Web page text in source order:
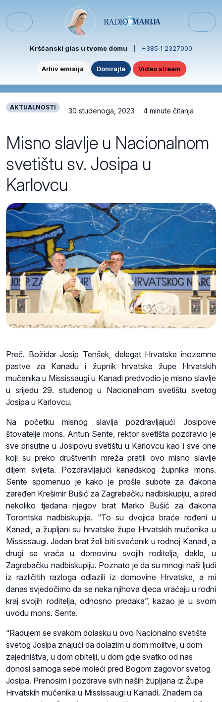
Menu
Kršćanski glas u tvome domu +385 1 2327000
Arhiv emisija Donirajte Video stream
AKTUALNOSTI 30 studenoga, 2023 4 minute čitanja
Misno slavlje u Nacionalnom
svetištu sv. Josipa u
Karlovcu
Preč. Božidar Josip Tenšek, delegat Hrvatske inozemne
pastve za Kanadu i župnik hrvatske župe Hrvatskih
mučenika u Mississaugi u Kanadi predvodio je misno slavlje
u srijedu 29. studenog u Nacionalnom svetištu svetog
Josipa u Karlovcu.
Na početku misnog slavlja pozdravljajući Josipove
štovatelje mons. Antun Sente, rektor svetišta pozdravio je
sve prisutne u Josipovu svetištu u Karlovcu kao i sve one
koji su preko društvenih mreža pratili ovo misno slavlje
diljem svijeta. Pozdravljajući kanadskog župnika mons.
Sente spomenuo je kako je prošle subote za đakona
zaređen Krešimir Bušić za Zagrebačku nadbiskupiju, a pred
nekoliko tjedana njegov brat Marko Bušić za đakona
Torontske nadbiskupije. “To su dvojica braće rođeni u
Kanadi, a župljani su hrvatske župe Hrvatskih mučenika u
Mississaugi. Jedan brat želi biti svećenik u rodnoj Kanadi, a
drugi se vraća u domovinu svojih roditelja, dakle, u
Zagrebačku nadbiskupiju. Poznato je da su mnogi naši ljudi
iz različitih razloga odlazili iz domovine Hrvatske, a mi
danas svjedočimo da se neka njihova djeca vraćaju u rodni
kraj svojih roditelja, odnosno predaka”, kazao je u svom
uvodu mons. Sente.
“Radujem se svakom dolasku u ovo Nacionalno svetište
svetog Josipa znajući da dolazim u dom molitve, u dom
zajedništva, u dom obitelji, u dom gdje svatko od nas
donosi samoga sebe moleći pred Bogom zagovor svetog
Josipa. Prenosim i pozdrave svih naših župljana iz Župe
Hrvatskih mučenika u Mississaugi u Kanadi. Znadem da